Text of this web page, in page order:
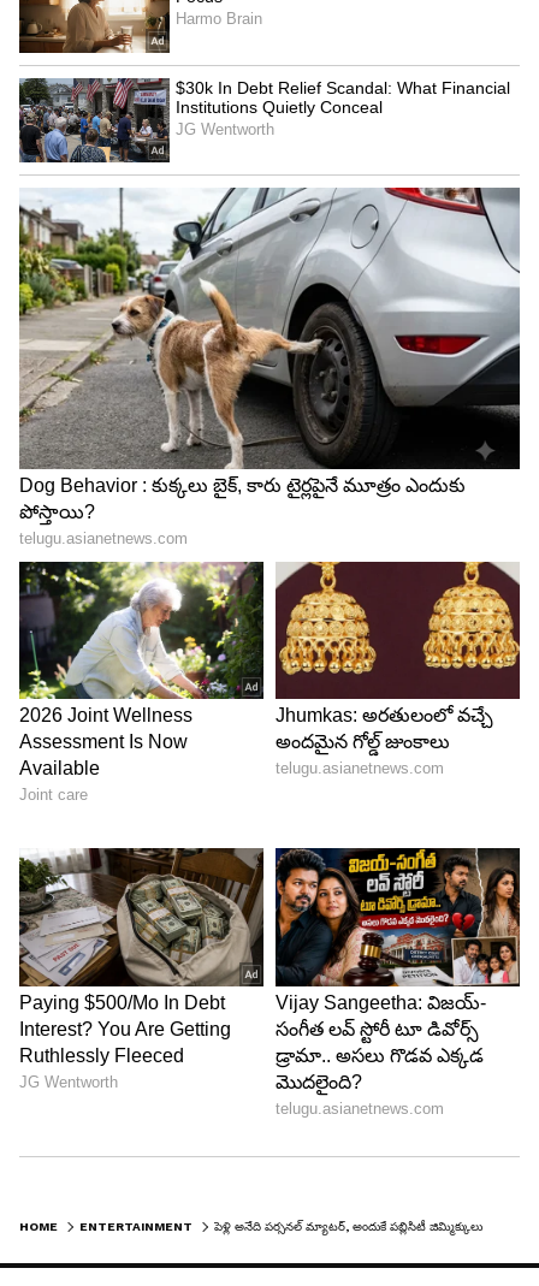
4
5
Image Credit : Instagram
అనుష్క వయసు
ప్రతిసారి అనుష్క వయసు 44 ఏళ్ళు అని గుర్తు చేస్తూ
కథనాలు రాయాల్సిన అవసరం ఏమొచ్చింది అని ఘాటుగా
ప్రశ్నించారు. ప్రతిసారి ఇదే విషయాన్ని ప్రస్తావిస్తూ ఏజ్
షేమింగ్ చేయడం ఎంత వరకు కరెక్ట్ ? వయసు అంత పెద్ద
విషయం అయితే హీరోల విషయంలో కూడా ఇలాగే ఎందుకు
ప్రశ్నించరు అని అనుష్క టీం చురకలంటించింది.
5
5
Image Credit :Instagram
పీఆర్ జిమ్ముక్కులు
అనుష్క ఎంతో కష్టపడి తన కెరీర్ ని నిర్మించుకుంది.
ఎప్పుడూ పీఆర్ జిమ్ముక్కులు ప్రదర్శించలేదు. తన వ్యక్తిగత
విషయాన్ని ప్రైవేట్ గానే ఉంచుకుంది. పబ్లిసిటీ కోసం
పాకులాడలేదు. ఆమె నిర్ణయాన్ని గౌరవించాలి అని అనుష్క
HOME ENTERTAINMENT